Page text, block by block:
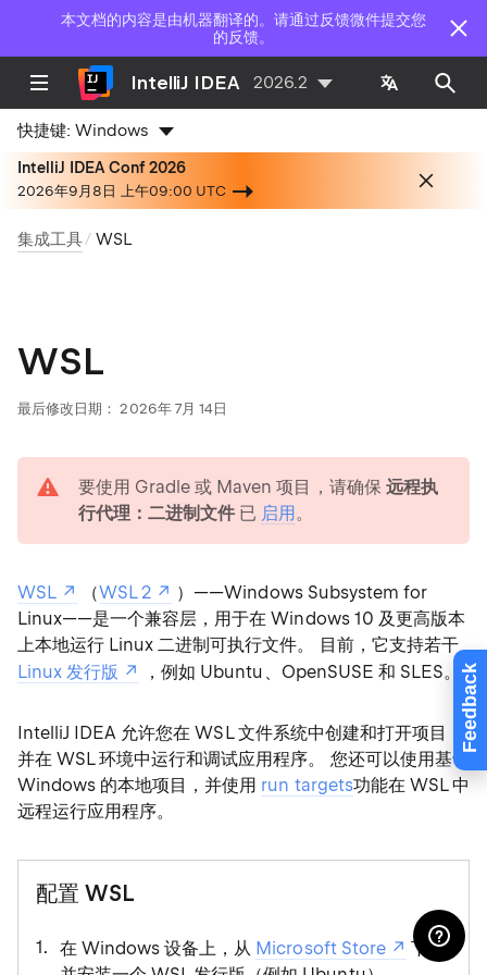
本文档的内容是由机器翻译的。请通过反馈微件提交您
的反馈。
Feedback
IntelliJ IDEA 2026.2
快捷键:Windows
IntelliJ IDEA Conf 2026
2026年9月8日 上午09:00 UTC
集成工具 WSL
WSL
最后修改日期： 2026年 7月 14日
要使用 Gradle 或 Maven 项目，请确保 远程执
行代理：二进制文件 已 启用。
WSL （WSL 2
）——Windows Subsystem for
Linux——是一个兼容层，用于在 Windows 10 及更高版本
上本地运行 Linux 二进制可执行文件。 目前，它支持若干
Linux 发行版
，例如 Ubuntu、OpenSUSE 和 SLES。
IntelliJ IDEA 允许您在 WSL 文件系统中创建和打开项目，
并在 WSL 环境中运行和调试应用程序。 您还可以使用基于
Windows 的本地项目，并使用 run targets功能在 WSL 中
远程运行应用程序。
配置 WSL
在 Windows 设备上，从 Microsoft Store
下载